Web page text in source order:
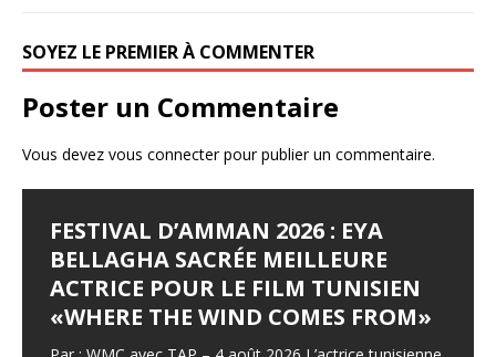
SOYEZ LE PREMIER À COMMENTER
Poster un Commentaire
Vous devez vous connecterpour publier un commentaire.
FESTIVAL D’AMMAN 2026 : EYA
BELLAGHA SACRÉE MEILLEURE
ACTRICE POUR LE FILM TUNISIEN
«WHERE THE WIND COMES FROM»
LES JOURNÉES
CINÉMATOGRAPHIQUES DE
CARTHAGE (JCC) LANCENT LEUR
APPEL À FILMS
LE SYNDROME DE DJAMILA
Le Syndrome de Djamila Pays : Tunisie Réalisateur :
Hamza Hedfi Année : 2015 Durée : 4’28 Genre :
Producteur : Fédération Tunisienne des Cinéastes
JALILA BORHANE
Jalila Borhane Actrice. Filmographie de Jalila Borhane,
actrice : 1998 : Demain, je brûle (Ghodoua nahreg), de
Mohamed Ben Smail. Télévision : 1992 : Itarafat
BABOUNA BEN AYED
Babouna Ben Ayed Actrice. Filmographie de Babouna
Ben Ayed, actrice : 1995 : Tourba (CM), de Moncef
Dhouib. 1998 : Demain, je brûle (Ghodoua nahreg), de